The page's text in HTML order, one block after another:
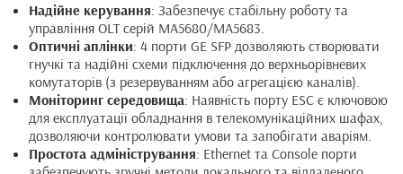
Надійне керування: Забезпечує стабільну роботу та
управління OLT серій MA5680/MA5683.
Оптичні аплінки: 4 порти GE SFP дозволяють створювати
гнучкі та надійні схеми підключення до верхньорівневих
комутаторів (з резервуванням або агрегацією каналів).
Моніторинг середовища: Наявність порту ESC є ключовою
для експлуатації обладнання в телекомунікаційних шафах,
дозволяючи контролювати умови та запобігати аваріям.
Простота адміністрування: Ethernet та Console порти